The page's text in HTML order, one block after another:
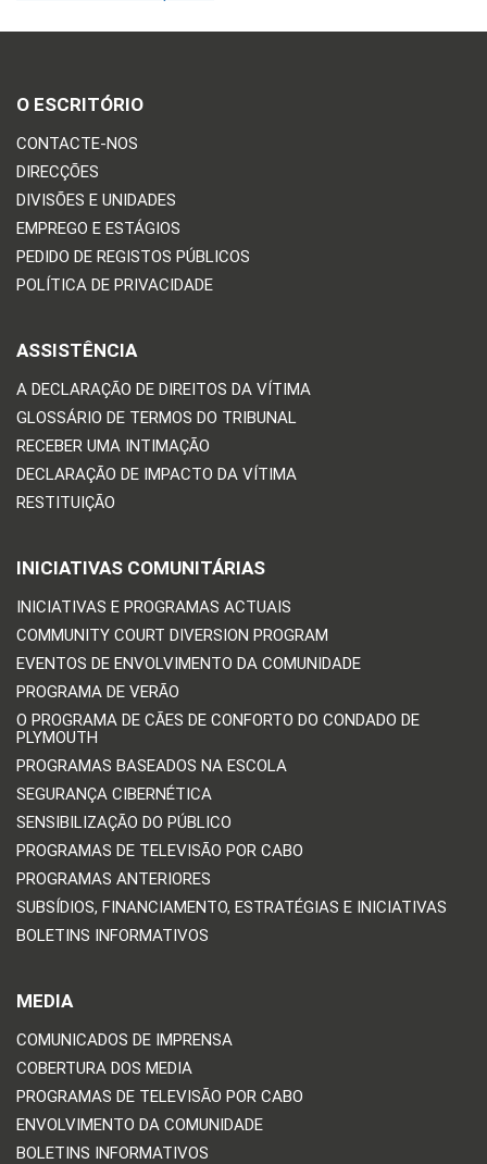
O ESCRITÓRIO
CONTACTE-NOS
DIRECÇÕES
DIVISÕES E UNIDADES
EMPREGO E ESTÁGIOS
PEDIDO DE REGISTOS PÚBLICOS
POLÍTICA DE PRIVACIDADE
ASSISTÊNCIA
A DECLARAÇÃO DE DIREITOS DA VÍTIMA
GLOSSÁRIO DE TERMOS DO TRIBUNAL
RECEBER UMA INTIMAÇÃO
DECLARAÇÃO DE IMPACTO DA VÍTIMA
RESTITUIÇÃO
INICIATIVAS COMUNITÁRIAS
INICIATIVAS E PROGRAMAS ACTUAIS
COMMUNITY COURT DIVERSION PROGRAM
EVENTOS DE ENVOLVIMENTO DA COMUNIDADE
PROGRAMA DE VERÃO
O PROGRAMA DE CÃES DE CONFORTO DO CONDADO DE
PLYMOUTH
PROGRAMAS BASEADOS NA ESCOLA
SEGURANÇA CIBERNÉTICA
SENSIBILIZAÇÃO DO PÚBLICO
PROGRAMAS DE TELEVISÃO POR CABO
PROGRAMAS ANTERIORES
SUBSÍDIOS, FINANCIAMENTO, ESTRATÉGIAS E INICIATIVAS
BOLETINS INFORMATIVOS
MEDIA
COMUNICADOS DE IMPRENSA
COBERTURA DOS MEDIA
PROGRAMAS DE TELEVISÃO POR CABO
ENVOLVIMENTO DA COMUNIDADE
BOLETINS INFORMATIVOS